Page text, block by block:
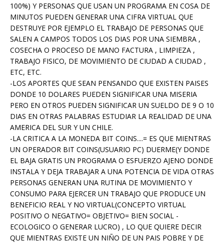
100%) Y PERSONAS QUE USAN UN PROGRAMA EN COSA DE
MINUTOS PUEDEN GENERAR UNA CIFRA VIRTUAL QUE
DESTRUYE POR EJEMPLO EL TRABAJO DE PERSONAS QUE
SALEN A CAMPOS TODOS LOS DIAS POR UNA SIEMBRA ,
COSECHA O PROCESO DE MANO FACTURA , LIMPIEZA ,
TRABAJO FISICO, DE MOVIMIENTO DE CIUDAD A CIUDAD ,
ETC, ETC.
-LOS APORTES QUE SEAN PENSANDO QUE EXISTEN PAISES
DONDE 10 DOLARES PUEDEN SIGNIFICAR UNA MISERIA
PERO EN OTROS PUEDEN SIGNIFICAR UN SUELDO DE 9 O 10
DIAS EN OTRAS PALABRAS ESTUDIAR LA REALIDAD DE UNA
AMERICA DEL SUR Y UN CHILE.
-LA CRITICA A LA MONEDA BIT COINS....= ES QUE MIENTRAS
UN OPERADOR BIT COINS(USUARIO PC) DUERME(Y DONDE
EL BAJA GRATIS UN PROGRAMA O ESFUERZO AJENO DONDE
INSTALA Y DEJA TRABAJAR A UNA POTENCIA DE VIDA OTRAS
PERSONAS GENERAN UNA RUTINA DE MOVIMIENTO Y
CONSUMO PARA EJERCER UN TRABAJO QUE PRODUCE UN
BENEFICIO REAL Y NO VIRTUAL(CONCEPTO VIRTUAL
POSITIVO O NEGATIVO= OBJETIVO= BIEN SOCIAL -
ECOLOGICO O GENERAR LUCRO) , LO QUE QUIERE DECIR
QUE MIENTRAS EXISTE UN NIÑO DE UN PAIS POBRE Y DE